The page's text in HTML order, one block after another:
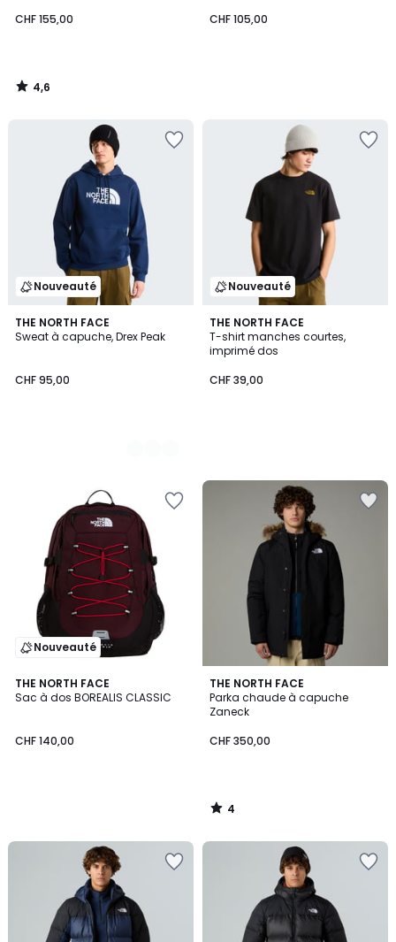
CHF 155,00
4,6
/
CHF 105,00
Nouveauté
THE NORTH FACE
Sweat à capuche, Drex Peak
CHF 95,00
2
Couleurs
Nouveauté
THE NORTH FACE
T-shirt manches courtes,
imprimé dos
CHF 39,00
Nouveauté
THE NORTH FACE
Sac à dos BOREALIS CLASSIC
CHF 140,00
THE NORTH FACE
Parka chaude à capuche
Zaneck
CHF 350,00
4
/
5
4
/